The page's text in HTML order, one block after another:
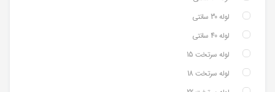
لوله 30 سانتی
لوله 40 سانتی
لوله سرتخت 15
لوله سرتخت 18